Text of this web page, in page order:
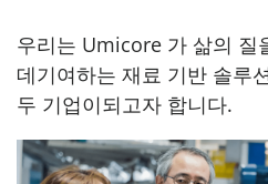
우리는 Umicore 가 삶의 질
데기여하는 재료 기반 솔루
두 기업이되고자 합니다.